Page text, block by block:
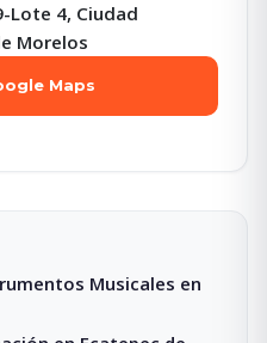
Lote 4, Ciudad
Morelos
Maps
Musicales en